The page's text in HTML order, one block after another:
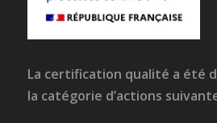
La certification qualité a été
la catégorie d’actions